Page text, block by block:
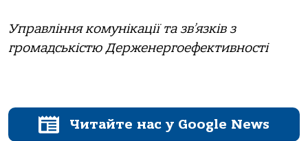
Управління комунікації та зв’язків з
громадськістю Держенергоефективності
Читайте нас у Google News